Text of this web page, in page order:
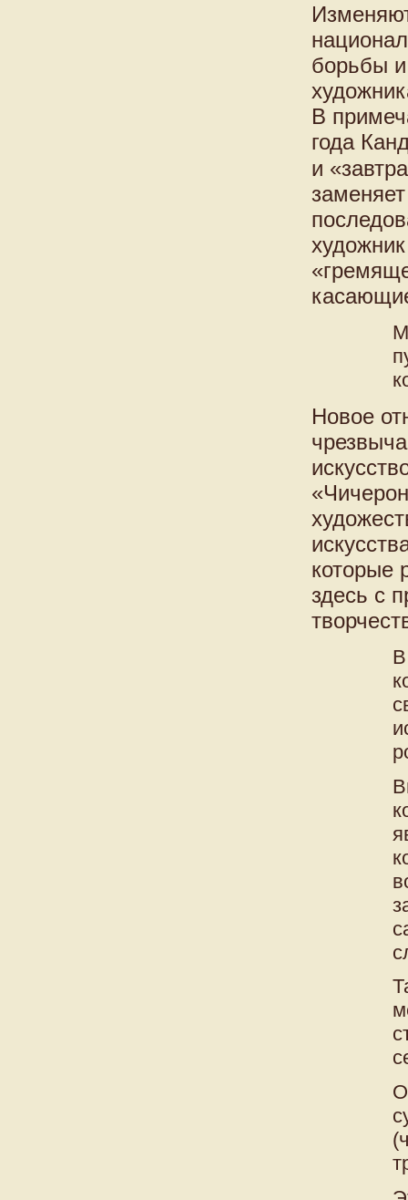
борьбы
В
года
и
Новое
которые
здесь с